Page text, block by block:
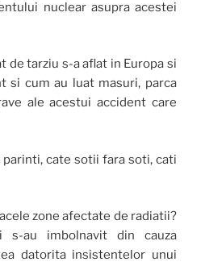
nuclear asupra acestei
de tarziu s-a aflat in Europa si
si cum au luat masuri, parca
ale acestui accident care
cate sotii fara soti, cati
zone afectate de radiatii?
au imbolnavit din cauza
datorita insistentelor unui